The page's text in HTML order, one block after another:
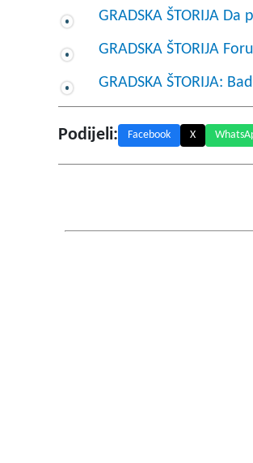
GRADSKA ŠTORIJA
GRADSKA ŠTORIJA
GRADSKA ŠTORIJA:
Podijeli: Facebook X